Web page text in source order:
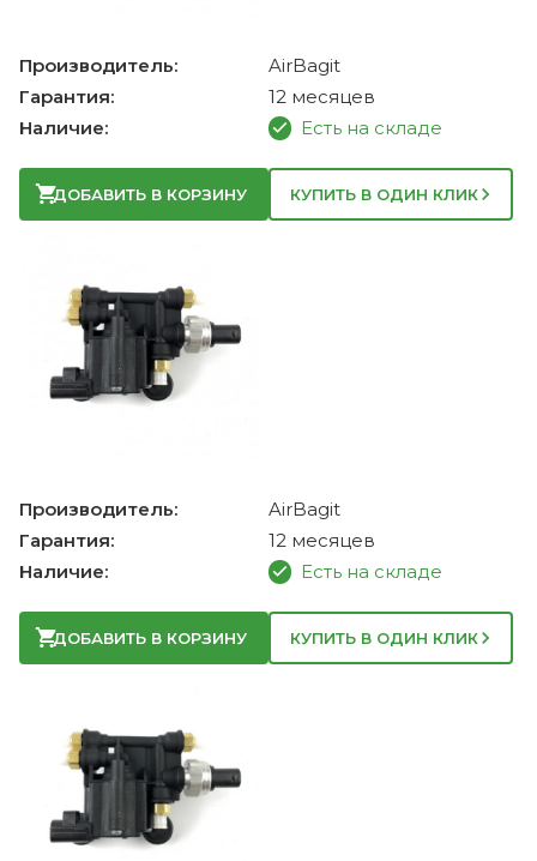
Производитель:
AirBagit
Гарантия:
12 месяцев
Наличие:
Есть на складе
ДОБАВИТЬ В КОРЗИНУ КУПИТЬ В ОДИН КЛИК
Производитель:
AirBagit
Гарантия:
12 месяцев
Наличие:
Есть на складе
ДОБАВИТЬ В КОРЗИНУ КУПИТЬ В ОДИН КЛИК